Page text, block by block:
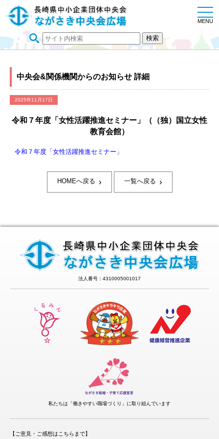
MENU
中央会&関係機関からのお知らせ 詳細
2025年11月17日
令和７年度「女性活躍推進セミナー」（（独）国立女性
教育会館）
令和７年度「女性活躍推進セミナー」
HOMEへ戻る › 一覧へ戻る ›
法人番号：4310005001017
私たちは「働きやすい職場づくり」に取り組んでいます
【ご意見・ご感想はこちらまで】